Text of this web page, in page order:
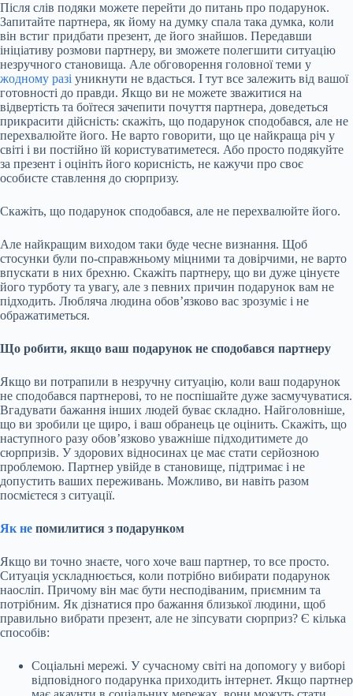
Після слів подяки можете перейти до питань про подарунок.
Запитайте партнера, як йому на думку спала така думка, коли
він встиг придбати презент, де його знайшов. Передавши
ініціативу розмови партнеру, ви зможете полегшити ситуацію
незручного становища. Але обговорення головної теми у
жодному разі уникнути не вдасться. І тут все залежить від вашої
готовності до правди. Якщо ви не можете зважитися на
відвертість та боїтеся зачепити почуття партнера, доведеться
прикрасити дійсність: скажіть, що подарунок сподобався, але не
перехвалюйте його. Не варто говорити, що це найкраща річ у
світі і ви постійно їй користуватиметеся. Або просто подякуйте
за презент і оцініть його корисність, не кажучи про своє
особисте ставлення до сюрпризу.
Скажіть, що подарунок сподобався, але не перехвалюйте його.
Але найкращим виходом таки буде чесне визнання. Щоб
стосунки були по-справжньому міцними та довірчими, не варто
впускати в них брехню. Скажіть партнеру, що ви дуже цінуєте
його турботу та увагу, але з певних причин подарунок вам не
підходить. Любляча людина обов’язково вас зрозуміє і не
ображатиметься.
Що робити, якщо ваш подарунок не сподобався партнеру
Якщо ви потрапили в незручну ситуацію, коли ваш подарунок
не сподобався партнерові, то не поспішайте дуже засмучуватися.
Вгадувати бажання інших людей буває складно. Найголовніше,
що ви зробили це щиро, і ваш обранець це оцінить. Скажіть, що
наступного разу обов’язково уважніше підходитимете до
сюрпризів. У здорових відносинах це має стати серйозною
проблемою. Партнер увійде в становище, підтримає і не
допустить ваших переживань. Можливо, ви навіть разом
посмієтеся з ситуації.
Як не помилитися з подарунком
Якщо ви точно знаєте, чого хоче ваш партнер, то все просто.
Ситуація ускладнюється, коли потрібно вибирати подарунок
наосліп. Причому він має бути несподіваним, приємним та
потрібним. Як дізнатися про бажання близької людини, щоб
правильно вибрати презент, але не зіпсувати сюрприз? Є кілька
способів:
Соціальні мережі. У сучасному світі на допомогу у виборі
відповідного подарунка приходить інтернет. Якщо партнер